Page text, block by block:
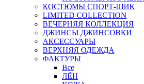
КОСТЮМЫ СПОРТ-ШИК
LIMITED COLLECTION
ВЕЧЕРНЯЯ КОЛЛЕКЦИЯ
ДЖИНСЫ ДЖИНСОВКИ
АКСЕССУАРЫ
ВЕРХНЯЯ ОДЕЖДА
ФАКТУРЫ
Все
ЛЁН